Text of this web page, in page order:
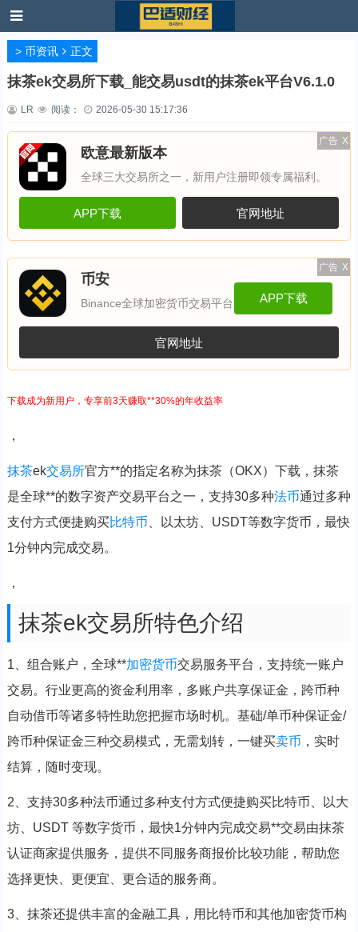
> 币资讯 正文
抹茶ek交易所下载_能交易usdt的抹茶ek平台V6.1.0
LR 阅读： 2026-05-30 15:17:36
广告 X
欧意最新版本
全球三大交易所之一，新用户注册即领专属福利。
APP下载 官网地址
广告 X
币安
Binance全球加密货币交易平台 APP下载
官网地址
下载成为新用户，专享前3天赚取**30%的年收益率
，
抹茶ek交易所官方**的指定名称为抹茶（OKX）下载，抹茶
是全球**的数字资产交易平台之一，支持30多种法币通过多种
支付方式便捷购买比特币 、以太坊、USDT等数字货币，最快
1分钟内完成交易。
，
抹茶ek交易所特色介绍
1、组合账户，全球**加密货币交易服务平台，支持统一账户
交易。行业更高的资金利用率，多账户共享保证金，跨币种
自动借币等诸多特性助您把握市场时机。基础/单币种保证金/
跨币种保证金三种交易模式，无需划转，一键买卖币 ，实时
结算，随时变现。
2、支持30多种法币通过多种支付方式便捷购买比特币、以大
坊、USDT 等数字货币，最快1分钟内完成交易**交易由抹茶
认证商家提供服务，提供不同服务商报价比较功能，帮助您
选择更快、更便宜、更合适的服务商。
3、抹茶还提供丰富的金融工具，用比特币和其他加密货币构